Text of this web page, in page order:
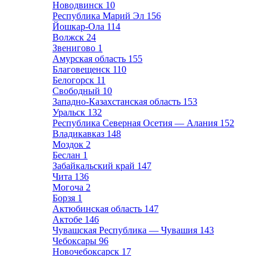
Новодвинск 10
Республика Марий Эл 156
Йошкар-Ола 114
Волжск 24
Звенигово 1
Амурская область 155
Благовещенск 110
Белогорск 11
Свободный 10
Западно-Казахстанская область 153
Уральск 132
Республика Северная Осетия — Алания 152
Владикавказ 148
Моздок 2
Беслан 1
Забайкальский край 147
Чита 136
Могоча 2
Борзя 1
Актюбинская область 147
Актобе 146
Чувашская Республика — Чувашия 143
Чебоксары 96
Новочебоксарск 17